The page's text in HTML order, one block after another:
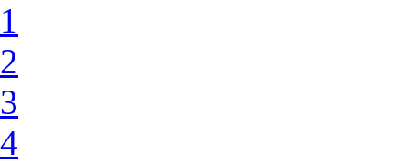
1
2
3
4